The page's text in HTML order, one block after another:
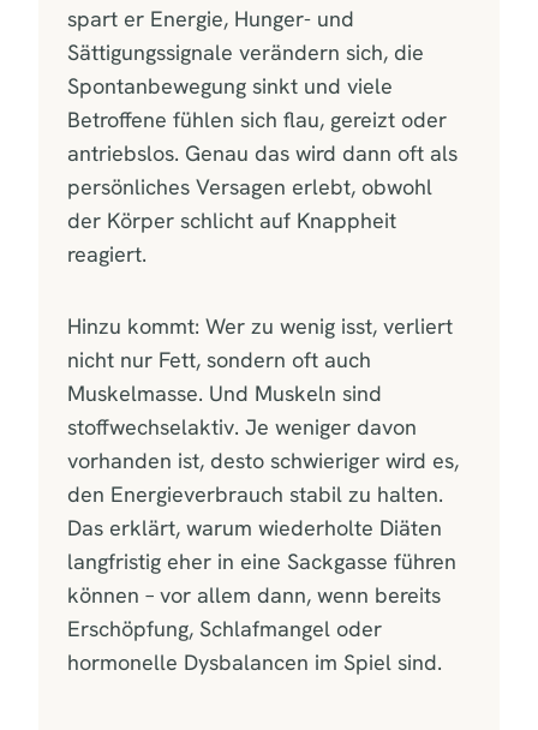
spart er Energie, Hunger- und
Sättigungssignale verändern sich, die
Spontanbewegung sinkt und viele
Betroffene fühlen sich flau, gereizt oder
antriebslos. Genau das wird dann oft als
persönliches Versagen erlebt, obwohl
der Körper schlicht auf Knappheit
reagiert.
Hinzu kommt: Wer zu wenig isst, verliert
nicht nur Fett, sondern oft auch
Muskelmasse. Und Muskeln sind
stoffwechselaktiv. Je weniger davon
vorhanden ist, desto schwieriger wird es,
den Energieverbrauch stabil zu halten.
Das erklärt, warum wiederholte Diäten
langfristig eher in eine Sackgasse führen
können – vor allem dann, wenn bereits
Erschöpfung, Schlafmangel oder
hormonelle Dysbalancen im Spiel sind.